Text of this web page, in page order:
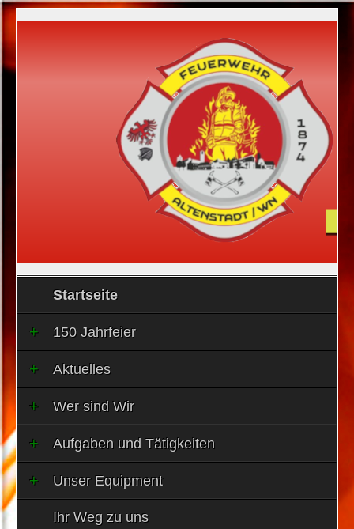
Startseite
150 Jahrfeier
Aktuelles
Wer sind Wir
Aufgaben und Tätigkeiten
Unser Equipment
Ihr Weg zu uns